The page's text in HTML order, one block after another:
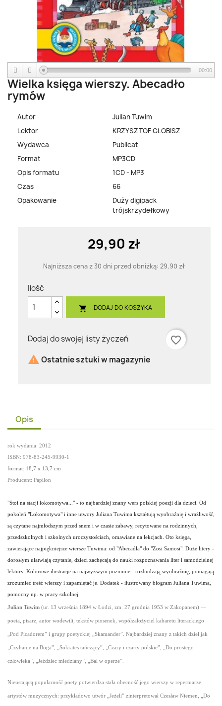
00:00
Wielka księga wierszy. Abecadło
rymów
Autor
Julian Tuwim
Lektor
KRZYSZTOF GLOBISZ
Wydawca
Publicat
Format
MP3CD
Opis formatu
1CD - MP3
Czas
66
Opakowanie
Duży digipack
trójskrzydełkowy
29,90 zł
Najniższa cena z 30 dni przed obniżką:29,90 zł
Ilość
 DODAJ DO KOSZYKA
Dodaj do swojej listy życzeń
favorite_border
 Ostatnie sztuki w magazynie
Opis
rok wydania: 2012
ISBN: 978-83-245-9930-1
format: 18,7 x 13,7 cm
Producent: Papilon
"Stoi na stacji lokomotywa..." - to najbardziej znany wers polskiej poezji dla dzieci. Od
pokoleń "Lokomotywa" i inne utwory Juliana Tuwima kształtują wyobraźnię i wrażliwość,
są czytane najmłodszym przed snem i w czasie zabawy, recytowane na rodzinnych,
przedszkolnych i szkolnych uroczystościach, omawiane na lekcjach. Oto księga,
zawierające najpiękniejsze wiersze Tuwima: od "Abecadła" do "Zosi Samosi". Duże litery -
dorosłym ułatwiają czytanie, dzieci zachęcają do nauki rozpoznawania liter i samodzielnej
lektury. Kolorowe ilustracje na najwyższym poziomie - rozbudzają wyobraźnię, pomagają
zrozumieć treść wierszy i zapamiętać je. Dodatek - ilustrowany biogram Juliana Tuwima,
pomocny np. w pracy szkolnej.
Julian Tuwim (ur. 13 września 1894 w Łodzi, zm. 27 grudnia 1953 w Zakopanem) —
poeta, pisarz, autor wodewili, tekstów piosenek, współzałożyciel kabaretu literackiego
„Pod Picadorem” i grupy poetyckiej „Skamander”. Najbardziej znany z takich dzieł jak
„Czyhanie na Boga”, „Sokrates tańczący”, „Czary i czarty polskie”, „Do prostego
człowieka”, „Jeździec miedziany”, „Bal w operze”.
Nieustającą popularność poety potwierdza stała obecność jego wierszy w repertuarze
artystów muzycznych: przykładowo utwór „Jeżeli” zinterpretował Czesław Niemen, „Do